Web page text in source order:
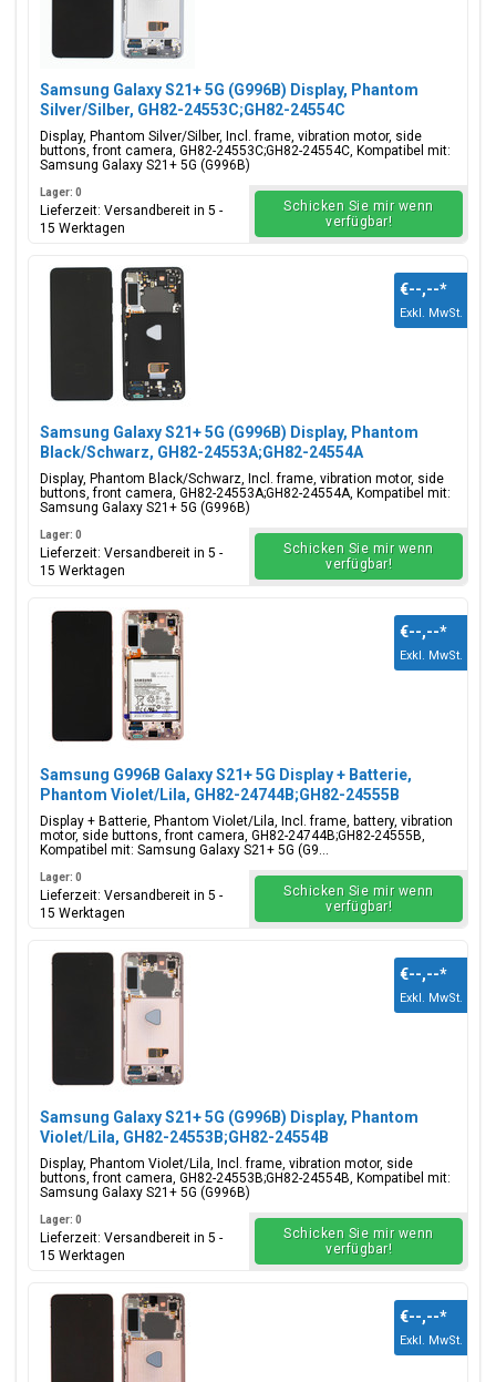
Samsung Galaxy S21+ 5G (G996B) Display, Phantom
Silver/Silber, GH82-24553C;GH82-24554C
Display, Phantom Silver/Silber, Incl. frame, vibration motor, side
buttons, front camera, GH82-24553C;GH82-24554C, Kompatibel mit:
Samsung Galaxy S21+ 5G (G996B)
Lager: 0
Lieferzeit: Versandbereit in 5 -
15 Werktagen
Schicken Sie mir wenn
verfügbar!
Samsung Galaxy S21+ 5G (G996B) Display, Phantom
Black/Schwarz, GH82-24553A;GH82-24554A
Display, Phantom Black/Schwarz, Incl. frame, vibration motor, side
buttons, front camera, GH82-24553A;GH82-24554A, Kompatibel mit:
Samsung Galaxy S21+ 5G (G996B)
€--,--*
Exkl. MwSt.
Lager: 0
Lieferzeit: Versandbereit in 5 -
15 Werktagen
Schicken Sie mir wenn
verfügbar!
Samsung G996B Galaxy S21+ 5G Display + Batterie,
Phantom Violet/Lila, GH82-24744B;GH82-24555B
Display + Batterie, Phantom Violet/Lila, Incl. frame, battery, vibration
motor, side buttons, front camera, GH82-24744B;GH82-24555B,
Kompatibel mit: Samsung Galaxy S21+ 5G (G9...
€--,--*
Exkl. MwSt.
Lager: 0
Lieferzeit: Versandbereit in 5 -
15 Werktagen
Schicken Sie mir wenn
verfügbar!
Samsung Galaxy S21+ 5G (G996B) Display, Phantom
Violet/Lila, GH82-24553B;GH82-24554B
Display, Phantom Violet/Lila, Incl. frame, vibration motor, side
buttons, front camera, GH82-24553B;GH82-24554B, Kompatibel mit:
Samsung Galaxy S21+ 5G (G996B)
€--,--*
Exkl. MwSt.
Lager: 0
Lieferzeit: Versandbereit in 5 -
15 Werktagen
Schicken Sie mir wenn
verfügbar!
€--,--*
Exkl. MwSt.